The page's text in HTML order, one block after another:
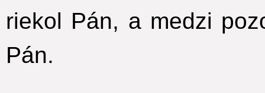
riekol Pán, a medzi
Pán.